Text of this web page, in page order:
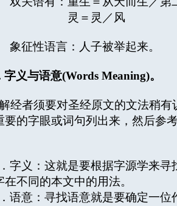
＝灵／风
征性语言：人子被举起
字义与语意(Words Meaning)。
经者须要对圣经原文的文法稍有
要的字眼或词句列出来，然后参
字义：这就是要根据字源学来
在不同的本文中的用法。
语意：寻找语意就是要确定一